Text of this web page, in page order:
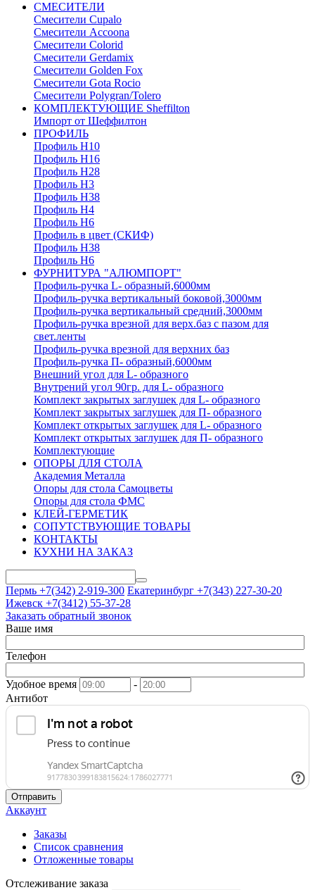
СМЕСИТЕЛИ
Cмесители Cupalo
Смесители Accoona
Смесители Colorid
Смесители Gerdamix
Смесители Golden Fox
Смесители Gota Rocio
Смесители Polygran/Tolero
КОМПЛЕКТУЮЩИЕ Sheffilton
Импорт от Шеффилтон
ПРОФИЛЬ
Профиль H10
Профиль H16
Профиль H28
Профиль H3
Профиль H38
Профиль H4
Профиль H6
Профиль в цвет (СКИФ)
Профиль H38
Профиль H6
ФУРНИТУРА "АЛЮМПОРТ"
Профиль-ручка L- образный,6000мм
Профиль-ручка вертикальный боковой,3000мм
Профиль-ручка вертикальный средний,3000мм
Профиль-ручка врезной для верх.баз с пазом для
свет.ленты
Профиль-ручка врезной для верхних баз
Профиль-ручка П- образный,6000мм
Внешний угол для L- образного
Внутрений угол 90гр. для L- образного
Комплект закрытых заглушек для L- образного
Комплект закрытых заглушек для П- образного
Комплект открытых заглушек для L- образного
Комплект открытых заглушек для П- образного
Комплектующие
ОПОРЫ ДЛЯ СТОЛА
Академия Металла
Опоры для стола Самоцветы
Опоры для стола ФМС
КЛЕЙ-ГЕРМЕТИК
СОПУТСТВУЮЩИЕ ТОВАРЫ
КОНТАКТЫ
КУХНИ НА ЗАКАЗ
Пермь +7(342) 2-919-300 Екатеринбург +7(343) 227-30-20
Ижевск +7(3412) 55-37-28
Заказать обратный звонок
Ваше имя
Телефон
Удобное время
-
Антибот
Отправить
Аккаунт
Заказы
Список сравнения
Отложенные товары
Отслеживание заказа